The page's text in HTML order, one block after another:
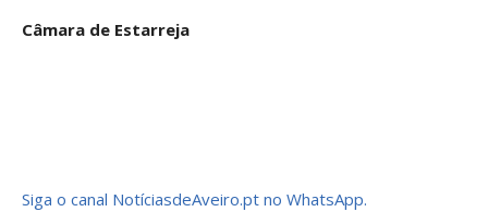
Câmara de Estarreja
Siga o canal NotíciasdeAveiro.pt no WhatsApp.